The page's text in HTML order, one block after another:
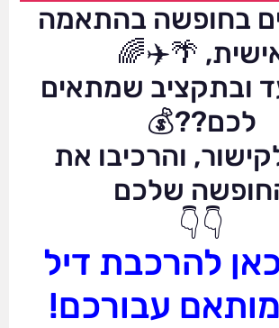
בחופשה בהתאמה
🌴✈️🌈
ובתקציב שמתאים
לכם??💰
והרכיבו את
שלכם
👇👇
להרכבת דיל
עבורכם!